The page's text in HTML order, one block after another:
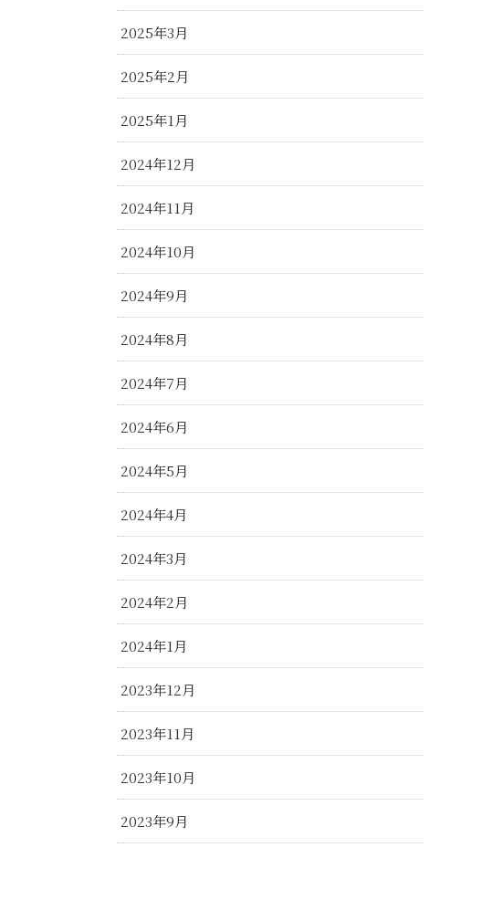
2025年3月
2025年2月
2025年1月
2024年12月
2024年11月
2024年10月
2024年9月
2024年8月
2024年7月
2024年6月
2024年5月
2024年4月
2024年3月
2024年2月
2024年1月
2023年12月
2023年11月
2023年10月
2023年9月